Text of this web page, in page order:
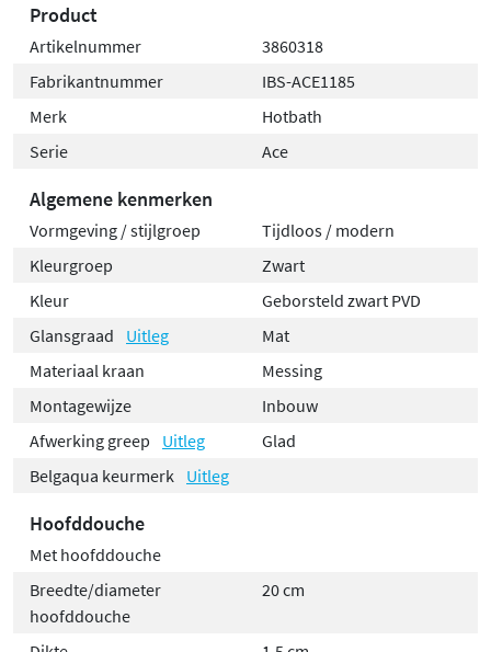
Product
Artikelnummer
3860318
Fabrikantnummer
IBS-ACE1185
Merk
Hotbath
Serie
Ace
Algemene kenmerken
Vormgeving / stijlgroep
Tijdloos / modern
Kleurgroep
Zwart
Kleur
Geborsteld zwart PVD
Glansgraad
Uitleg
Mat
Materiaal kraan
Messing
Montagewijze
Inbouw
Afwerking greep
Uitleg
Glad
Belgaqua keurmerk
Uitleg
Hoofddouche
Met hoofddouche
Breedte/diameter
hoofddouche
20 cm